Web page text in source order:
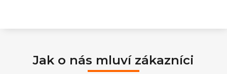
Jak o nás mluví zákazníci